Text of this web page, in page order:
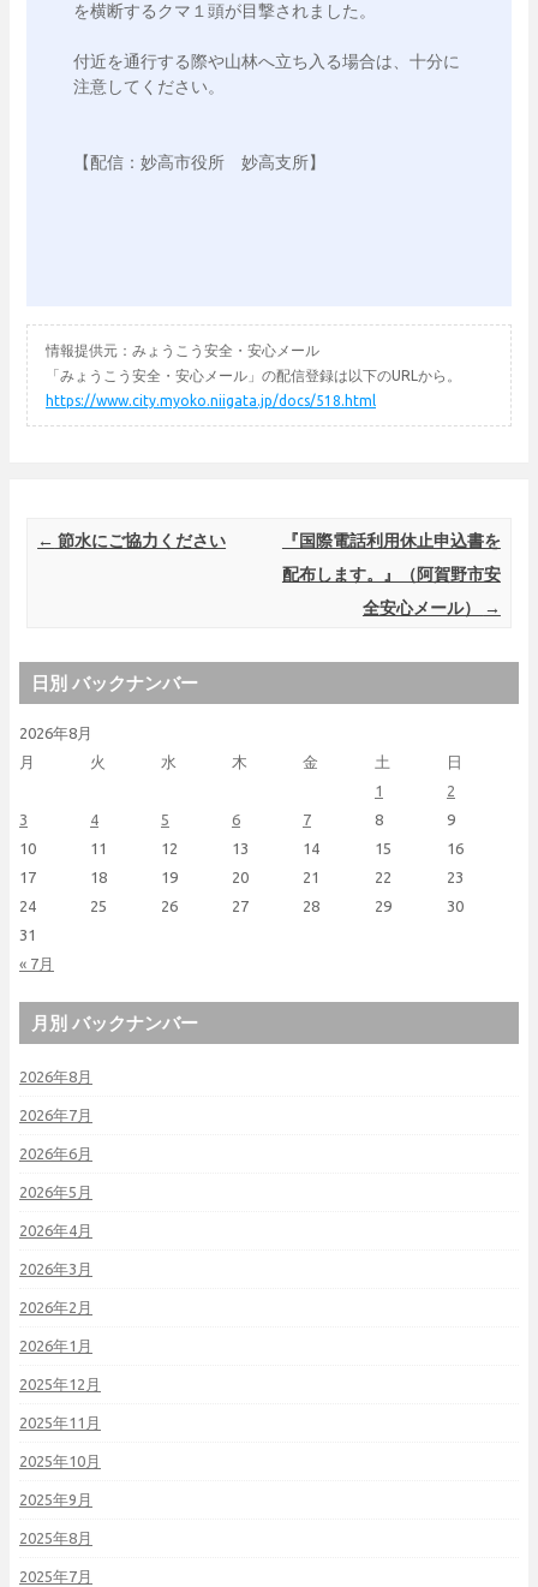
を横断するクマ１頭が目撃されました。
付近を通行する際や山林へ立ち入る場合は、十分に
注意してください。
情報提供元：みょうこう安全・安心メール
「みょうこう安全・安心メール」の配信登録は以下のURLから。
https://www.city.myoko.niigata.jp/docs/518.html
Post navigation
← 節水にご協力ください
『国際電話利用休止申込書を
配布します。』（阿賀野市安
全安心メール）
→
日別 バックナンバー
2026年8月
月
火 水 木 金 土 日
« 7月
1
2
3
4 5 6 7 8
9
10
11 12 13 14 15
16
17
18 19 20 21 22
23
24
25 26 27 28 29
30
31
月別 バックナンバー
2026年8月
2026年7月
2026年6月
2026年5月
2026年4月
2026年3月
2026年2月
2026年1月
2025年12月
2025年11月
2025年10月
2025年9月
2025年8月
2025年7月